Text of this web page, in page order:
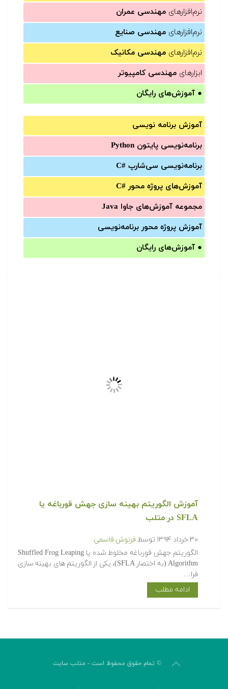
نرم‌افزارهای مهندسی عمران
نرم‌افزارهای مهندسی صنایع
نرم‌افزارهای مهندسی مکانیک
ابزارهای مهندسی کامپیوتر
● آموزش‌های رایگان
آموزش برنامه نویسی
برنامه‌نویسی پایتون Python
برنامه‌‌نویسی سی‌شارپ C#‎
آموزش‌های پروژه محور #C
مجموعه آموزش‌های جاوا Java
آموزش‌ پروژه محور برنامه‌نویسی
● آموزش‌های رایگان
آموزش الگوریتم بهینه سازی جهش قورباغه یا
SFLA در متلب
۳۰ خرداد ۱۳۹۴ توسط فرنوش قاسمی
الگوریتم جهش قورباغه مخلوط شده یا Shuffled Frog Leaping
Algorithm (به اختصار SFLA)، یکی از الگوریتم های بهینه سازی
فرا…
ادامه مطلب
© تمام حقوق محفوظ است - متلب سایت